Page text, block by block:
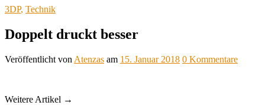
3DP, Technik
Doppelt druckt besser
Veröffentlicht von Atenzas am 15. Januar 2018 0 Kommentare
Weitere Artikel →